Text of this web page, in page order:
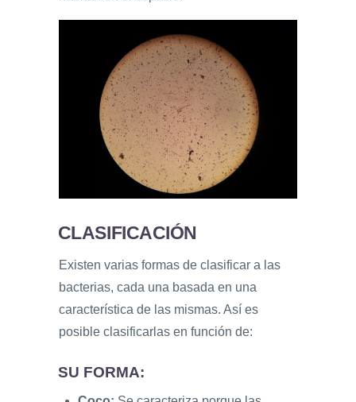
CLASIFICACIÓN
Existen varias formas de clasificar a las
bacterias, cada una basada en una
característica de las mismas. Así es
posible clasificarlas en función de:
SU FORMA: